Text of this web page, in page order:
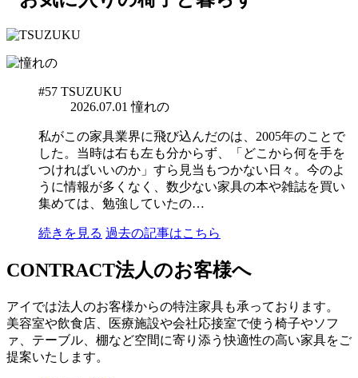
#57 TSUZUKU
2026.07.01 憧れの
私がこの家具業界に飛び込んだのは、2005年のことで
した。当時は右も左も分からず、「どこから何を手を
つければいいのか」すら見当もつかない日々。今のよ
うに情報が多くなく、数少ない家具の本や雑誌を買い
集めては、勉強していたの…
続きを見る 過去の記事はこちら
CONTRACT法人のお客様へ
アイでは法人のお客様からの特注家具も承っております。
美容室や飲食店、医療施設や会社応接室で使う椅子やソフ
ァ、テーブル、棚など空間に寄り添う快適性の高い家具をご
提案いたします。